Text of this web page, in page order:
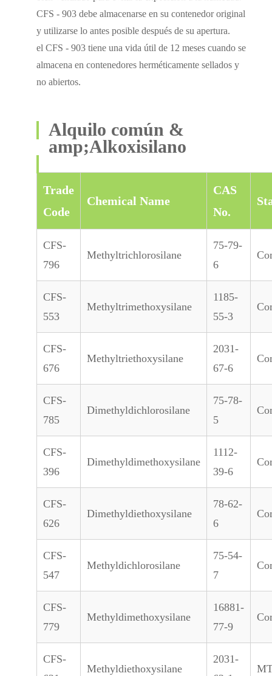
CFS - 903 debe almacenarse en su contenedor original
y utilizarse lo antes posible después de su apertura.
el CFS - 903 tiene una vida útil de 12 meses cuando se
almacena en contenedores herméticamente sellados y
no abiertos.
Alquilo común &
amp;Alkoxisilano
Trade
Code
Chemical Name
CAS
No.
CFS-
796
Methyltrichlorosilane
75-79-
6
CFS-
553
Methyltrimethoxysilane
1185-
55-3
CFS-
676
Methyltriethoxysilane
2031-
67-6
CFS-
785
Dimethyldichlorosilane
75-78-
5
CFS-
396
Dimethyldimethoxysilane
1112-
39-6
CFS-
626
Dimethyldiethoxysilane
78-62-
6
CFS-
547
Methyldichlorosilane
75-54-
7
CFS-
779
Methyldimethoxysilane
16881-
77-9
CFS-
Methyldiethoxysilane
2031-